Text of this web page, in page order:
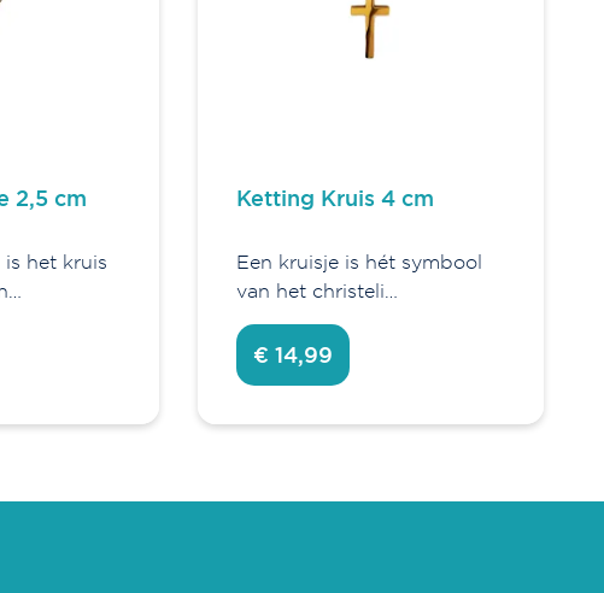
2,5 cm
het kruis
Ketting Kruis 4 cm
Een kruisje is hét symbool
van het christeli…
€ 14,99